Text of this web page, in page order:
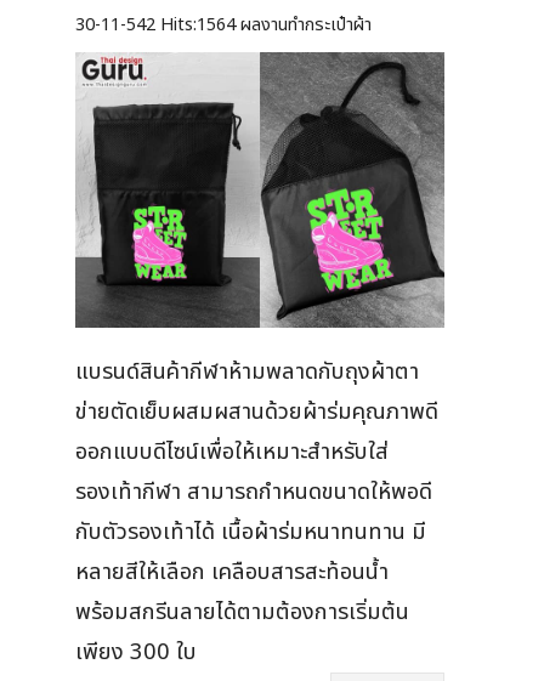
30-11-542 Hits:1564 ผลงานทำกระเป๋าผ้า
แบรนด์สินค้ากีฬาห้ามพลาดกับถุงผ้าตา
ข่ายตัดเย็บผสมผสานด้วยผ้าร่มคุณภาพดี
ออกแบบดีไซน์เพื่อให้เหมาะสำหรับใส่
รองเท้ากีฬา สามารถกำหนดขนาดให้พอดี
กับตัวรองเท้าได้ เนื้อผ้าร่มหนาทนทาน มี
หลายสีให้เลือก เคลือบสารสะท้อนน้ำ
พร้อมสกรีนลายได้ตามต้องการเริ่มต้น
เพียง 300 ใบ